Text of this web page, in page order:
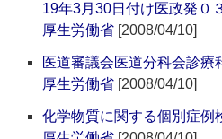
19年3月30日付け医政発０
厚生労働省 [2008/04/10]
医道審議会医道分科会診
厚生労働省 [2008/04/10]
化学物質に関する個別症例